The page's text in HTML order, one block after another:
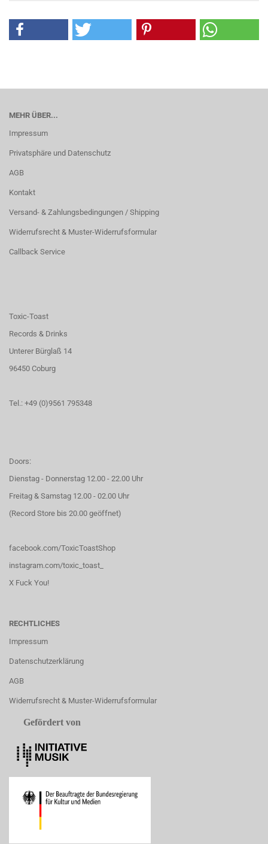
MEHR ÜBER...
Impressum
Privatsphäre und Datenschutz
AGB
Kontakt
Versand- & Zahlungsbedingungen / Shipping
Widerrufsrecht & Muster-Widerrufsformular
Callback Service
Toxic-Toast
Records & Drinks
Unterer Bürglaß 14
96450 Coburg
Tel.: +49 (0)9561 795348
Doors:
Dienstag - Donnerstag 12.00 - 22.00 Uhr
Freitag & Samstag 12.00 - 02.00 Uhr
(Record Store bis 20.00 geöffnet)
facebook.com/ToxicToastShop
instagram.com/toxic_toast_
X Fuck You!
RECHTLICHES
Impressum
Datenschutzerklärung
AGB
Widerrufsrecht & Muster-Widerrufsformular
Gefördert von